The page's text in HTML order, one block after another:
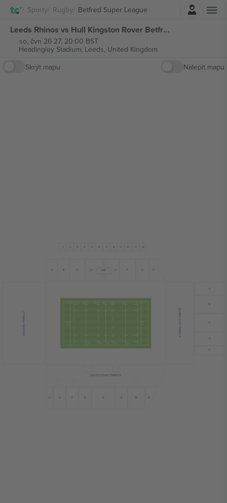
Sporty Rugby Betfred Super League
Přihlásit se
Leeds Rhinos vs Hull Kingston Rover Betfred Super League vstupenek
so, čvn 26 27, 20:00 BST
Headingley Stadium, Leeds, United Kingdom
Skrýt mapu
Nalepit mapu
SOUTH STAND TERRACE
H G F E D C B A
12
11
10
9
8
7
6
5
4
3
2
1
H
G
F
E
DIR
D
C
B
A
GLOBAL EAST TERRACE
E
D
C
B
A
WESTERN TERRACE